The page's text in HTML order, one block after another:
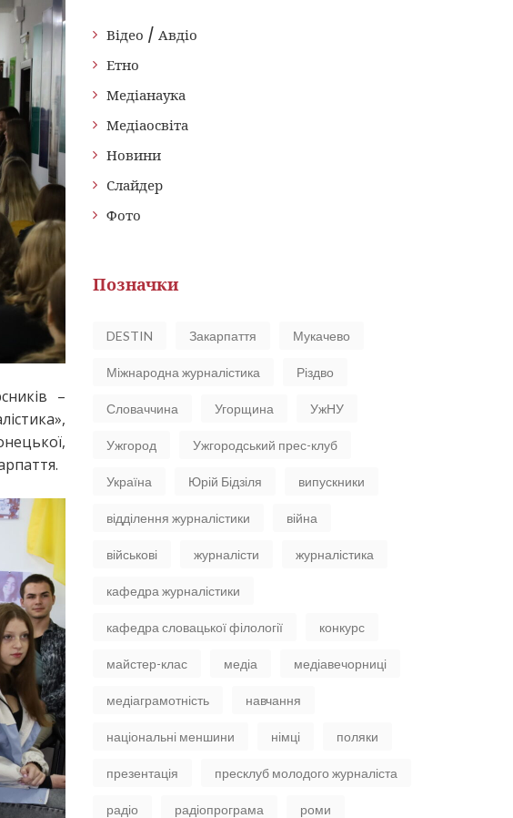
–
Відео / Авдіо
Етно
Медіанаука
Медіаосвіта
Новини
Слайдер
Фото
Позначки
DESTIN Закарпаття Мукачево
Міжнародна журналістика Різдво
Словаччина Угорщина УжНУ
Ужгород Ужгородський прес-клуб
Україна Юрій Бідзіля випускники
відділення журналістики війна
військові журналісти журналістика
кафедра журналістики
кафедра словацької філології конкурс
майстер-клас медіа медіавечорниці
медіаграмотність навчання
національні меншини німці поляки
презентація пресклуб молодого журналіста
радіо радіопрограма роми